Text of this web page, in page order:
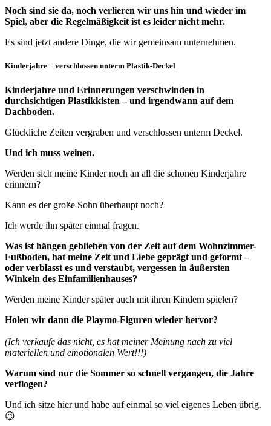
Noch sind sie da, noch verlieren wir uns hin und wieder im
Spiel, aber die Regelmäßigkeit ist es leider nicht mehr.
Es sind jetzt andere Dinge, die wir gemeinsam unternehmen.
Kinderjahre – verschlossen unterm Plastik-Deckel
Kinderjahre und Erinnerungen verschwinden in
durchsichtigen Plastikkisten – und irgendwann auf dem
Dachboden.
Glückliche Zeiten vergraben und verschlossen unterm Deckel.
Und ich muss weinen.
Werden sich meine Kinder noch an all die schönen Kinderjahre
erinnern?
Kann es der große Sohn überhaupt noch?
Ich werde ihn später einmal fragen.
Was ist hängen geblieben von der Zeit auf dem Wohnzimmer-
Fußboden, hat meine Zeit und Liebe geprägt und geformt –
oder verblasst es und verstaubt, vergessen in äußersten
Winkeln des Einfamilienhauses?
Werden meine Kinder später auch mit ihren Kindern spielen?
Holen wir dann die Playmo-Figuren wieder hervor?
(Ich verkaufe das nicht, es hat meiner Meinung nach zu viel
materiellen und emotionalen Wert!!!)
Warum sind nur die Sommer so schnell vergangen, die Jahre
verflogen?
Und ich sitze hier und habe auf einmal so viel eigenes Leben übrig.
😉